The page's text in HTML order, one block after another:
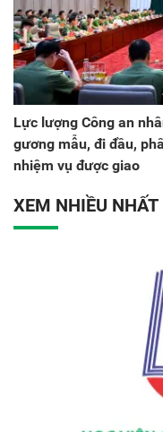
Lực lượng Công an
gương mẫu, đi đầu,
nhiệm vụ được giao
XEM NHIỀU NHẤT